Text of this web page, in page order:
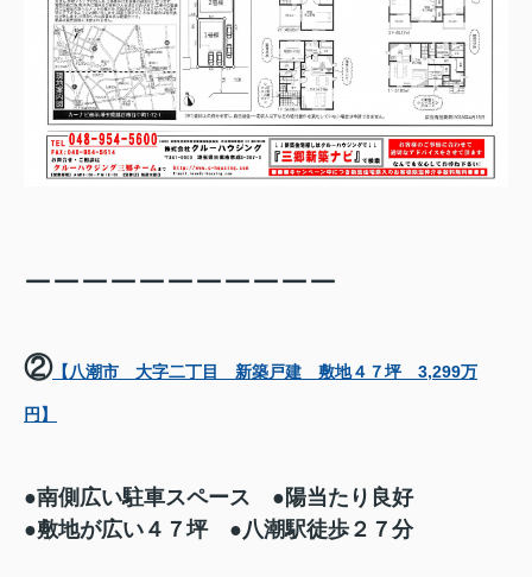
ーーーーーーーーーーー
②【八潮市 大字二丁目 新築戸建 敷地４７坪 3,299万
円】
●南側広い駐車スペース ●陽当たり良好
●敷地が広い４７坪 ●八潮駅徒歩２７分